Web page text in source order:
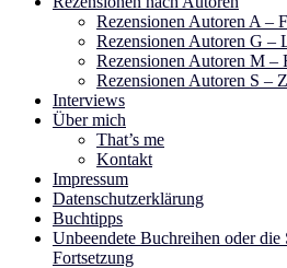
Rezensionen Autoren A – F
Rezensionen Autoren G –
Rezensionen Autoren M –
Rezensionen Autoren S – Z
Interviews
Über mich
That’s me
Kontakt
Impressum
Datenschutzerklärung
Buchtipps
Unbeendete Buchreihen oder die
Fortsetzung